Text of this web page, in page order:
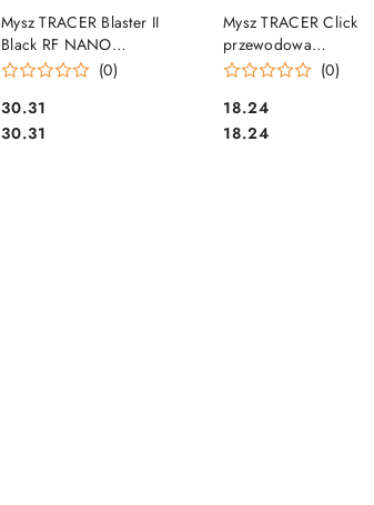
Mysz TRACER Blaster II
Black RF NANO
TRAMYS44901(0)
Cena:
30.31
Cena:
30.31
DO KOSZYKA
Mysz TRACER Click
przewodowa
TRAMYS44875(0)
Cena:
18.24
Cena:
18.24
DO KOSZYKA